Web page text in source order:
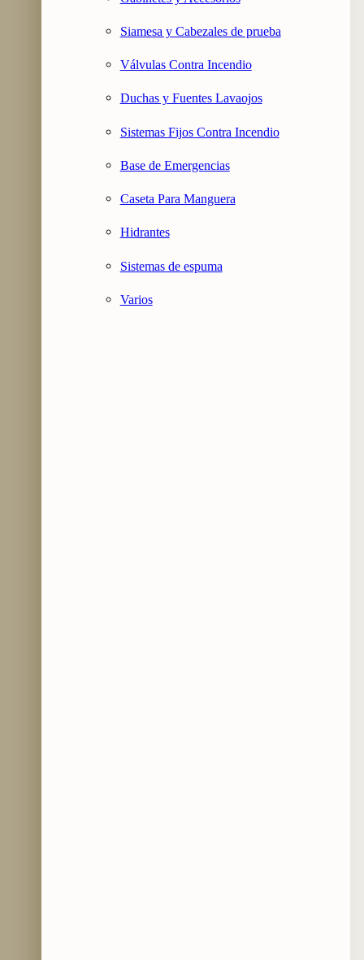
Siamesa y Cabezales de prueba
Válvulas Contra Incendio
Duchas y Fuentes Lavaojos
Sistemas Fijos Contra Incendio
Base de Emergencias
Caseta Para Manguera
Hidrantes
Sistemas de espuma
Varios